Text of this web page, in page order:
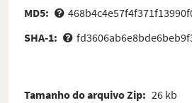
MD5:
SHA-1:
Tamanho do arquivo Zip: 26 kb